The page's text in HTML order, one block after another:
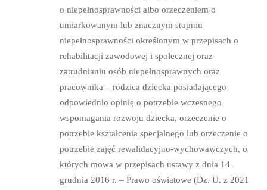
o niepełnosprawności albo orzeczeniem o
umiarkowanym lub znacznym stopniu
niepełnosprawności określonym w przepisach o
rehabilitacji zawodowej i społecznej oraz
zatrudnianiu osób niepełnosprawnych oraz
pracownika – rodzica dziecka posiadającego
odpowiednio opinię o potrzebie wczesnego
wspomagania rozwoju dziecka, orzeczenie o
potrzebie kształcenia specjalnego lub orzeczenie o
potrzebie zajęć rewalidacyjno-wychowawczych, o
których mowa w przepisach ustawy z dnia 14
grudnia 2016 r. – Prawo oświatowe (Dz. U. z 2021